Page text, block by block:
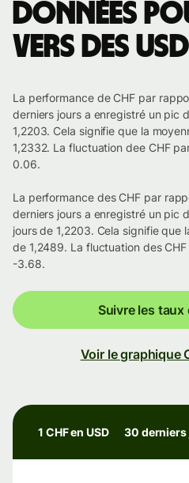
Données
vers des USD
La performance de CHF par
derniers jours a enregistré un pic
1,2203. Cela signifie que la
1,2332. La fluctuation dee CHF
0.06.
La performance des CHF par
derniers jours a enregistré un pic
jours de 1,2203. Cela signifie que
de 1,2489. La fluctuation des
-3.68.
Suivre les taux
Voir le graphique
1 CHF en USD 30